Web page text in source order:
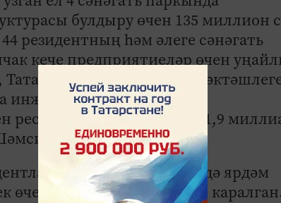
булдыру өчен 135 миллион
резидентның һәм әлеге сәнәгать
кече предприятиеләр өчен
Президенты
инженерлык һәм юл
республика бюджетында 1,9
электр өчен түләүдә ярдәм
өчен салым ташламалары